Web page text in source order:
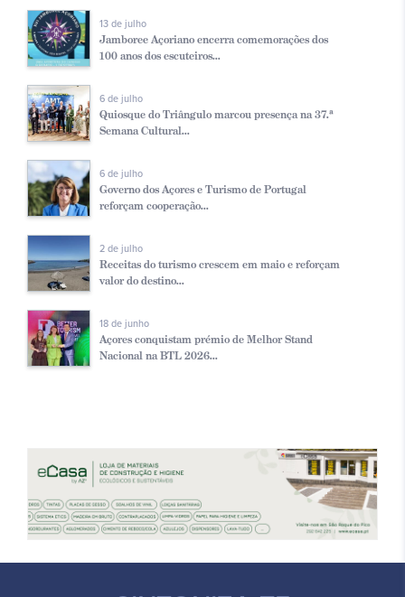
13 de julho
Jamboree Açoriano encerra comemorações dos
100 anos dos escuteiros...
6 de julho
Quiosque do Triângulo marcou presença na 37.ª
Semana Cultural...
6 de julho
Governo dos Açores e Turismo de Portugal
reforçam cooperação...
2 de julho
Receitas do turismo crescem em maio e reforçam
valor do destino...
18 de junho
Açores conquistam prémio de Melhor Stand
Nacional na BTL 2026...